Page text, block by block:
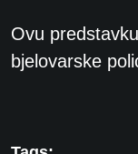
Ovu
bjelovarske